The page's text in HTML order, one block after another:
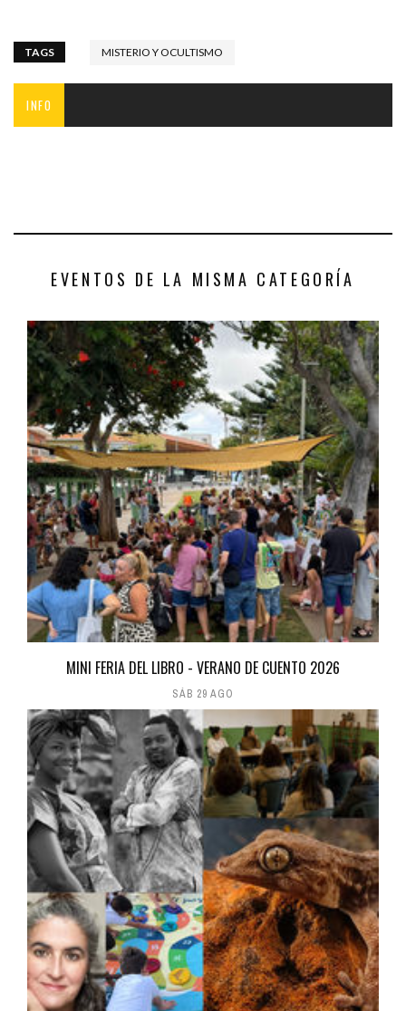
TAGS MISTERIO Y OCULTISMO
INFO
EVENTOS DE LA MISMA CATEGORÍA
MINI FERIA DEL LIBRO - VERANO DE CUENTO 2026
SÁB 29 AGO